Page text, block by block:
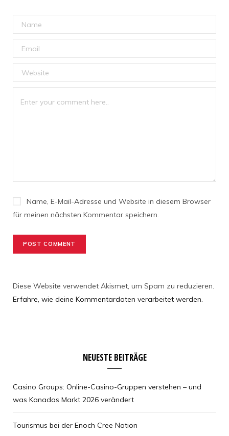
Name, E-Mail-Adresse und Website in diesem Browser
für meinen nächsten Kommentar speichern.
Diese Website verwendet Akismet, um Spam zu reduzieren.
Erfahre, wie deine Kommentardaten verarbeitet werden.
NEUESTE BEITRÄGE
Casino Groups: Online-Casino-Gruppen verstehen – und
was Kanadas Markt 2026 verändert
Tourismus bei der Enoch Cree Nation